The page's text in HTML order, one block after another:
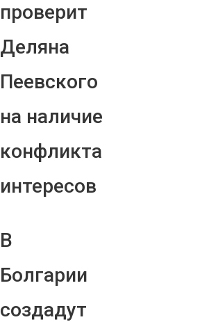
проверит
Деляна
Пеевского
на наличие
конфликта
интересов
В
Болгарии
создадут